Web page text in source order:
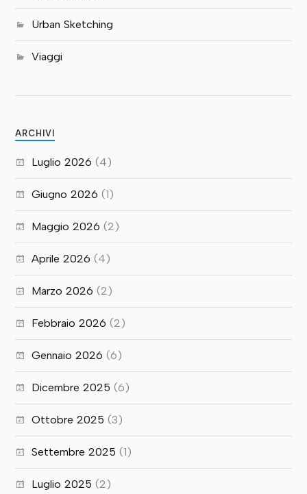
Urban Sketching
Viaggi
ARCHIVI
Luglio 2026 (4)
Giugno 2026 (1)
Maggio 2026 (2)
Aprile 2026 (4)
Marzo 2026 (2)
Febbraio 2026 (2)
Gennaio 2026 (6)
Dicembre 2025 (6)
Ottobre 2025 (3)
Settembre 2025 (1)
Luglio 2025 (2)